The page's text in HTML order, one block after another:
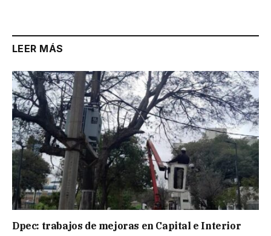
LEER MÁS
Dpec: trabajos de mejoras en Capital e Interior